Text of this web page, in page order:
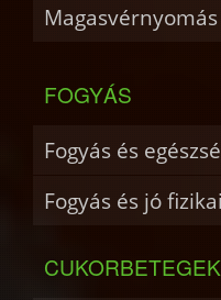
FOGYÁS
Fogyás és
Fogyás és jó